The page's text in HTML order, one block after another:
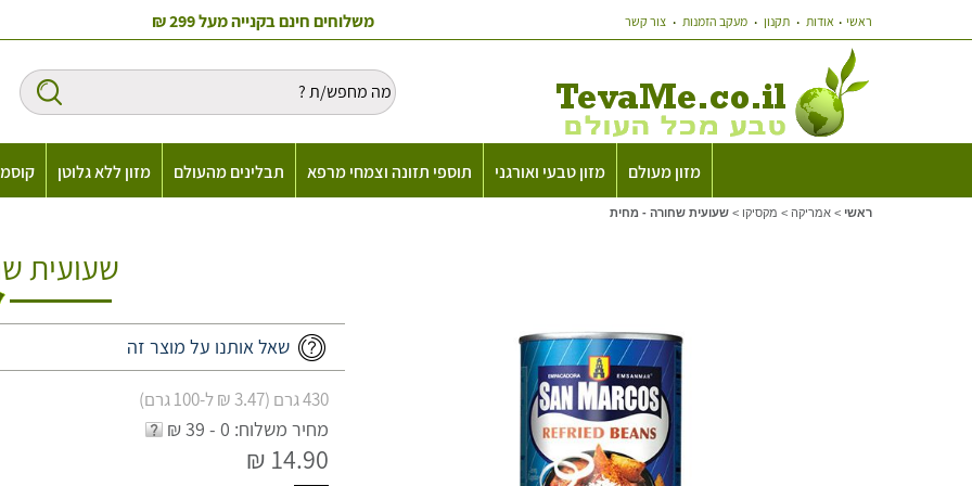
ראשי אודות תקנון מעקב הזמנות צור קשר משלוחים חינם בקנייה מעל 299 ₪
מזון מעולם מזון טבעי ואורגני תוספי תזונה וצמחי מרפא תבלינים מהעולם מזון ללא גלוטן
ראשי > אמריקה > מקסיקו > שעועית שחורה - מחית
שעועית
שאל אותנו על מוצר זה
430 גרם (3.47 ₪ ל-100 גרם)
מחיר משלוח: 0 - 39 ₪
14.90 ₪